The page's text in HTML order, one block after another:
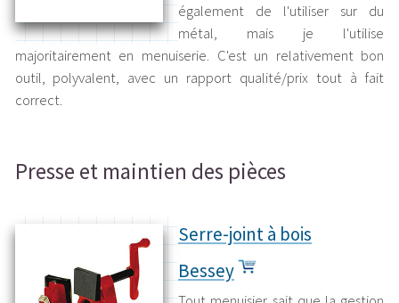
également de l'utiliser sur du
métal, mais je l'utilise
majoritairement en menuiserie. C'est un relativement bon
outil, polyvalent, avec un rapport qualité/prix tout à fait
correct.
Presse et maintien des pièces
Serre-joint à bois
Bessey